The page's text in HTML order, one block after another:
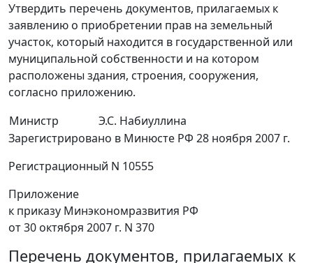
Утвердить перечень документов, прилагаемых к
заявлению о приобретении прав на земельный
участок, который находится в государственной или
муниципальной собственности и на котором
расположены здания, строения, сооружения,
согласно приложению.
Министр
Э.С. Набиуллина
Зарегистрировано в Минюсте РФ 28 ноября 2007 г.
Регистрационный N 10555
Приложение
к приказу Минэкономразвития РФ
от 30 октября 2007 г. N 370
Перечень документов, прилагаемых к